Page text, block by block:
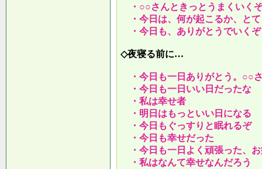
・○○さんときっとうまくいく
・今日は、何が起こるか、と
・今日も、ありがとうでいくぞ
◇夜寝る前に…
・今日も一日ありがとう。○○
・今日も一日いい日だったな
・私は幸せ者
・明日はもっといい日になる
・今日もぐっすりと眠れるぞ
・今日も幸せだった
・今日も一日よく頑張った、
・私はなんて幸せなんだろう